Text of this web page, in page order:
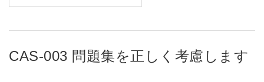
CAS-003 問題集を正しく考慮します